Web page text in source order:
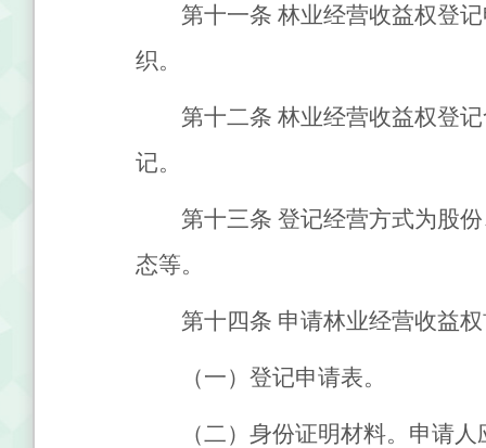
第十一条 林业经营收益权登
织。
第十二条 林业经营收益权登
记。
第十三条 登记经营方式为股
态等。
第十四条 申请林业经营收益
（一）登记申请表。
（二）身份证明材料。申请